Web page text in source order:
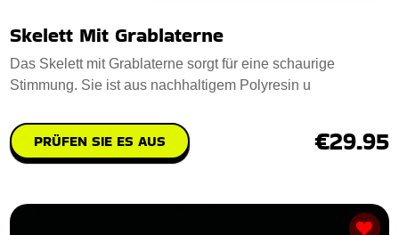
Skelett Mit Grablaterne
Das Skelett mit Grablaterne sorgt für eine schaurige
Stimmung. Sie ist aus nachhaltigem Polyresin u
PRÜFEN SIE ES AUS €29.95